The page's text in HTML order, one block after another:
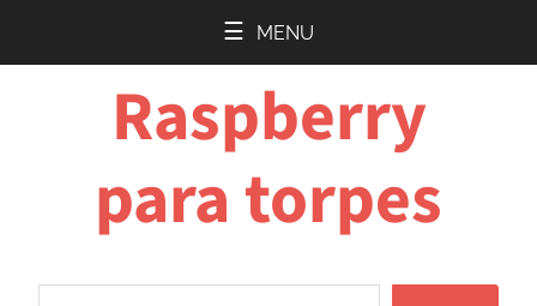
MENU
Raspberry
para torpes